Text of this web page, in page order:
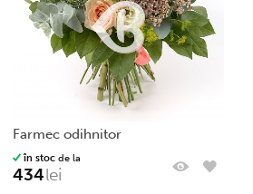
farmec odihnitor
în stocde la
434lei